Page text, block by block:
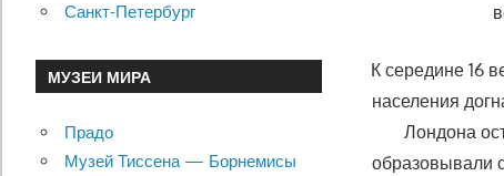
К середине 16
населения
Лондона
образовывали
Санкт-Петербург
МУЗЕИ МИРА
Прадо
Музей Тиссена — Борнемисы